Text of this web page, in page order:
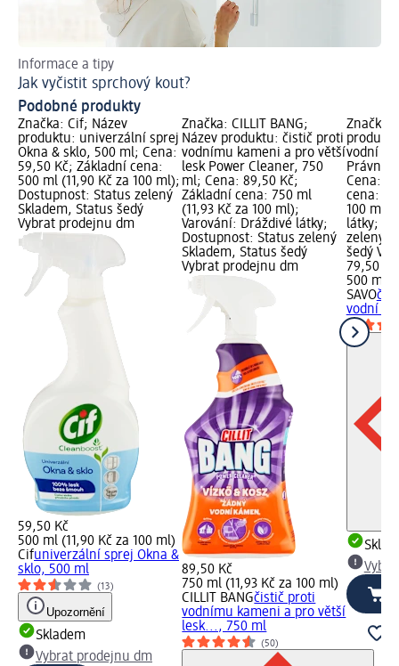
Informace a tipy
Jak vyčistit sprchový kout?
Podobné produkty
Značka: Cif; Název
produktu: univerzální sprej
Okna & sklo, 500 ml; Cena:
59,50 Kč; Základní cena:
500 ml (11,90 Kč za 100 ml);
Dostupnost: Status zelený
Skladem, Status šedý
Vybrat prodejnu dm
59,50 Kč
500 ml (11,90 Kč za 100 ml)
Cifuniverzální sprej Okna &
sklo, 500 ml
(13)
Upozornění
Skladem
Vybrat prodejnu dm
Značka: CILLIT BANG;
Název produktu: čistič proti
vodnímu kameni a pro větší
lesk Power Cleaner, 750
ml; Cena: 89,50 Kč;
Základní cena: 750 ml
(11,93 Kč za 100 ml);
Varování: Dráždivé látky;
Dostupnost: Status zelený
Skladem, Status šedý
Vybrat prodejnu dm
89,50 Kč
750 ml (11,93 Kč za 100 ml)
CILLIT BANGčistič proti
vodnímu kameni a pro větší
lesk..., 750 ml
(50)
Značka:
vodní
Právní
Cena:
cena:
100 ml);
látky;
zelený
šedý
79,50 Kč
500 ml
SAVO
vodní